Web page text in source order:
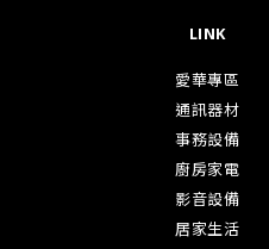
LINK
愛華專區
通訊器材
事務設備
廚房家電
影音設備
居家生活